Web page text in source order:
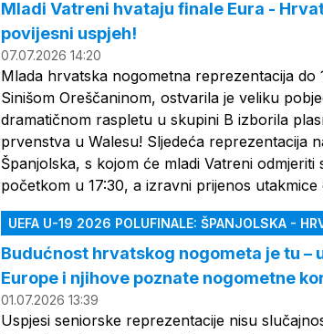
Mladi Vatreni hvataju finale Eura -
povijesni uspjeh!
07.07.2026 14:20
Mlada hrvatska nogometna reprezentacija
Sinišom Oreščaninom, ostvarila je veliku
dramatičnom raspletu u skupini B izborila
prvenstva u Walesu! Sljedeća reprezentacija
Španjolska, s kojom će mladi Vatreni odmjeriti
početkom u 17:30, a izravni prijenos
UEFA U-19 2026 POLUFINALE: ŠPANJOLSKA -
Budućnost hrvatskog nogometa je tu –
Europe i njihove poznate nogometne
01.07.2026 13:39
Uspjesi seniorske reprezentacije nisu